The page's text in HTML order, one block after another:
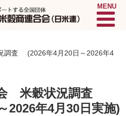
MENU
調査 (2026年4月20日～2026年4
会 米穀状況調査
2026年4月30日実施)